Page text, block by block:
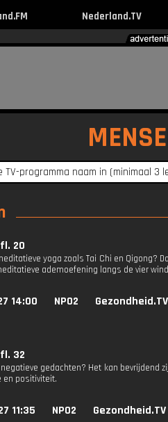
Nederland.TV
20
yoga zoals Tai Chi en Qigong?
ademoefening langs de vier
14:00 NPO2 Gezondheid.TV
32
gedachten? Het kan bevrijdend
en positiviteit.
11:35 NPO2 Gezondheid.TV